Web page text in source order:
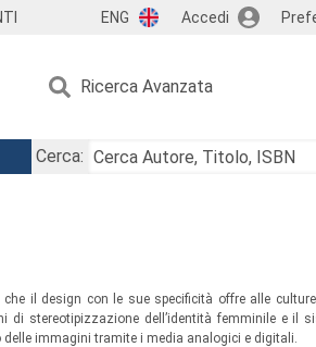
ENG Accedi
Ricerca Avanzata
Cerca:
il design con le sue specificità offre alle
di stereotipizzazione dell’identità femminile e il
immagini tramite i media analogici e digitali.